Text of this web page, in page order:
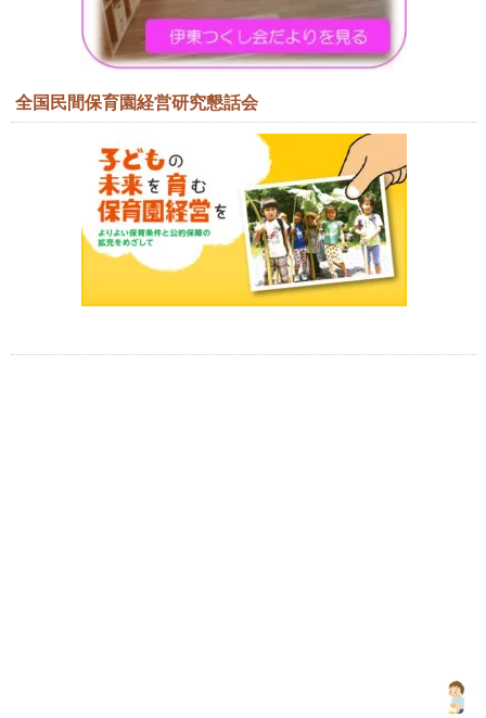
全国民間保育園経営研究懇話会